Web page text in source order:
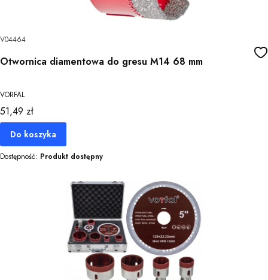
V04464
Otwornica diamentowa do gresu M14 68 mm
VORFAL
Cena
51,49 zł
Do koszyka
Dostępność: Produkt dostępny